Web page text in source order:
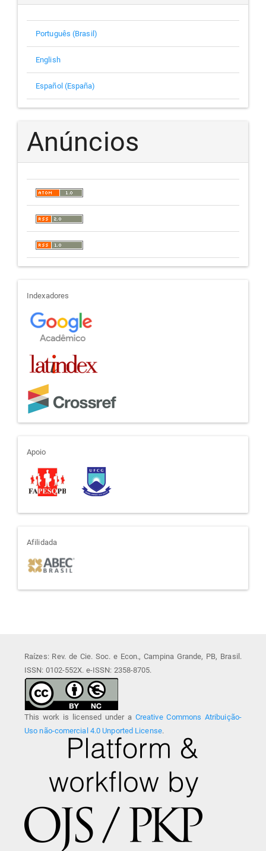
Português (Brasil)
English
Español (España)
Anúncios
indexadores
Indexadores
apoio
Apoio
afiliada
Afilidada
Raízes: Rev. de Cie. Soc. e Econ., Campina Grande, PB, Brasil.
ISSN: 0102-552X. e-ISSN: 2358-8705.
This work is licensed under a Creative Commons Atribuição-
Uso não-comercial 4.0 Unported License.